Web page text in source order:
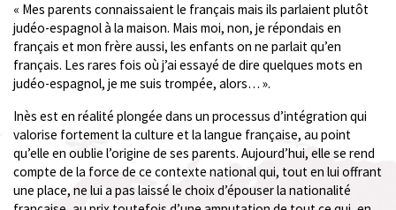
« Mes parents connaissaient le français mais ils parlaient plutôt
judéo-espagnol à la maison. Mais moi, non, je répondais en
français et mon frère aussi, les enfants on ne parlait qu’en
français. Les rares fois où j’ai essayé de dire quelques mots en
judéo-espagnol, je me suis trompée, alors… ».
Inès est en réalité plongée dans un processus d’intégration qui
valorise fortement la culture et la langue française, au point
qu’elle en oublie l’origine de ses parents. Aujourd’hui, elle se rend
compte de la force de ce contexte national qui, tout en lui offrant
une place, ne lui a pas laissé le choix d’épouser la nationalité